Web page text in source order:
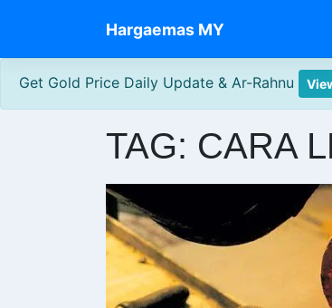
content
Hargaemas MY
Get Gold Price Daily Update & Ar-Rahnu
TAG: CARA